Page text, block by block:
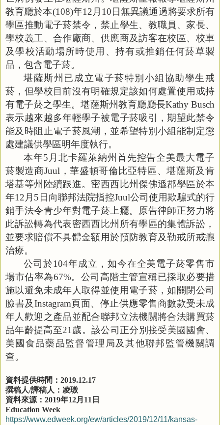
教育廳於本(108)年12月 10 日無異議通過將要求所有
學區推動電子菸禁令，禁止學生、教職員、家長、
學校義工、合作廠商、供應商及訪客在校區、校車
及學校活動場所時使用、持有或推銷任何菸草製
品，包含電子菸。
堪薩斯州已成立電子菸特別小組協助學生戒
菸，但學校目前沒有明確規定該如何處置使用或持
有電子菸之學生。堪薩斯州教育廳廳長Kathy Busch
表示越來越多年輕學子被電子菸吸引，期望此禁令
能及時阻止電子菸風潮，並希望特別小組能制定懲
處建議供學區明年度執行。
本年5 月北卡羅萊納州首先控告全美最大電子
菸製造商Juul，華盛頓哥倫比亞特區、堪薩斯及肯
塔基等州陸續跟進。密西西比州傑佛遜郡學區於本
年12月 5 日向聯邦法院指控Juul公司使用欺騙式的行
銷手法令青少年對電子菸上癮。原告律師正努力將
此訴訟轉為代表密西西比州所有學區的集體訴訟，
並要求賠償不具體金額用於預防教育及勒戒所戒癮
治療。
公司於104年成立，如今在全美電子菸零售市
場市佔率為67%。公司高階主管宣稱已採取必要措
施以避免未成年人取得並使用電子菸，如關閉公司
臉書及Instagram頁面、停止供應零售商數款受未成
年人歡迎之產品並配合聯邦立法機關將合法購買菸
品年齡提高至21歲。該公司正分別接受美國國會、
美國食品藥品監督管理局及其他聯邦監管機關調
查。
資料提供時間： 2019.12.17
撰稿人/譯稿人：凌璈
資料來源： 2019年12月 11 日
Education Week
https://www.edweek.org/ew/articles/2019/12/11/kansas-